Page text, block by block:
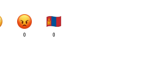
0 0